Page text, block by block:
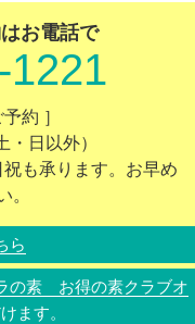
お電話で
1221
約 ］
日以外）
も承ります。お早め
。
ら
の素 お得の素クラブオ
ます。